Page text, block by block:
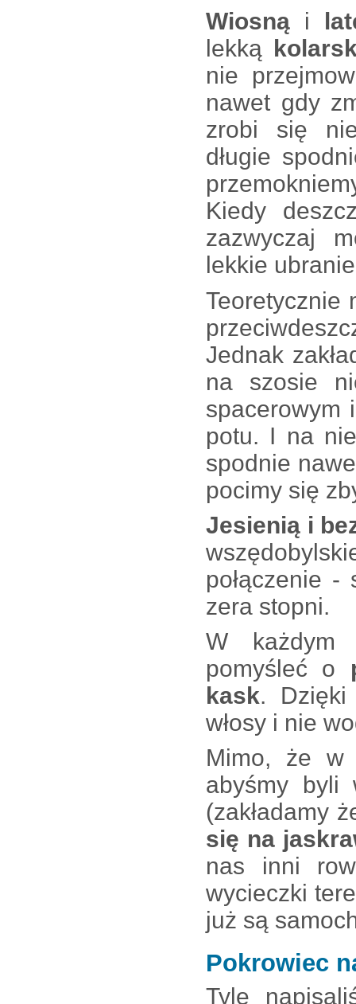
Wiosną i
lekką
nie
nawet gdy
zrobi się
długie
Kiedy
zazwyczaj
lekkie
Teoretycznie
Jednak
na szosie
spacerowym
potu. I na
spodnie
pocimy się
Jesienią i
połączenie
zera stopni.
W każdym
pomyśleć o
kask.
włosy i nie
Mimo, że w
abyśmy byli
(zakładamy
się na
nas inni
wycieczki
już są
Pokrowiec
Tyle